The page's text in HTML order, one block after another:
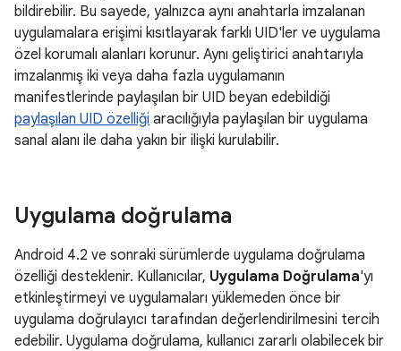
bildirebilir. Bu sayede, yalnızca aynı anahtarla imzalanan
uygulamalara erişimi kısıtlayarak farklı UID'ler ve uygulama
özel korumalı alanları korunur. Aynı geliştirici anahtarıyla
imzalanmış iki veya daha fazla uygulamanın
manifestlerinde paylaşılan bir UID beyan edebildiği
paylaşılan UID özelliği aracılığıyla paylaşılan bir uygulama
sanal alanı ile daha yakın bir ilişki kurulabilir.
Uygulama doğrulama
Android 4.2 ve sonraki sürümlerde uygulama doğrulama
özelliği desteklenir. Kullanıcılar, Uygulama Doğrulama'yı
etkinleştirmeyi ve uygulamaları yüklemeden önce bir
uygulama doğrulayıcı tarafından değerlendirilmesini tercih
edebilir. Uygulama doğrulama, kullanıcı zararlı olabilecek bir